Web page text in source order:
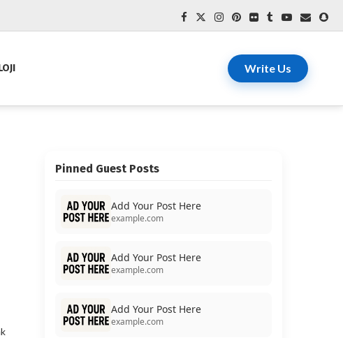
Write Us
Pinned Guest Posts
Add Your Post Here
example.com
Add Your Post Here
example.com
Add Your Post Here
example.com